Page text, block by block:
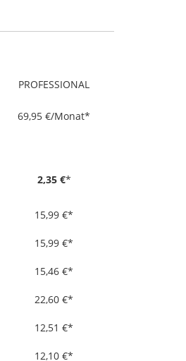
PROFESSIONAL
69,95 €/Monat*
2,35 €*
15,99 €*
15,99 €*
15,46 €*
22,60 €*
12,51 €*
12,10 €*